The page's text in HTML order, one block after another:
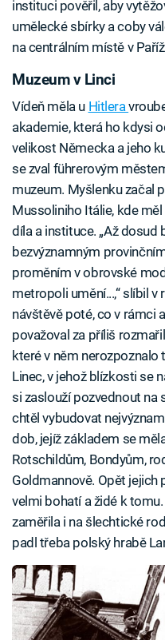
instituci pověřil, aby
umělecké sbírky a coby
na centrálním místě v
Muzeum v Linci
Vídeň měla u Hitlera
akademie, která ho kdysi
velikost Německa a jeho
se zval führerovým
muzeum. Myšlenku začal
Mussoliniho Itálie, kde
díla a instituce. „Až dosud
bezvýznamným
proměním v obrovské
metropoli umění...,“ slíbil
návštěvě poté, co v rámci
považoval za příliš
které v něm
Linec, v jehož blízkosti se
si zaslouží pozvednout na
chtěl vybudovat
dob, jejíž základem se
Rotschildům, Bondyům,
Goldmannově. Opět jejich
velmi bohatí a židé k
zaměřila i na šlechtické
padl třeba polský hrabě